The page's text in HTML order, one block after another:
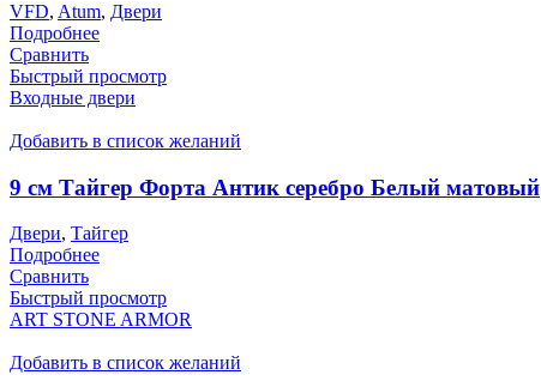
VFD, Atum, Двери
Подробнее
Сравнить
Быстрый просмотр
Входные двери
Добавить в список желаний
9 см Тайгер Форта Антик серебро Белый матовый
Двери, Тайгер
Подробнее
Сравнить
Быстрый просмотр
ART STONE ARMOR
Добавить в список желаний